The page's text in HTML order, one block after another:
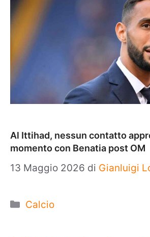
Al Ittihad, nessun contatto
momento con Benatia post OM
13 Maggio 2026 di Gianluigi
Categorie
Calcio